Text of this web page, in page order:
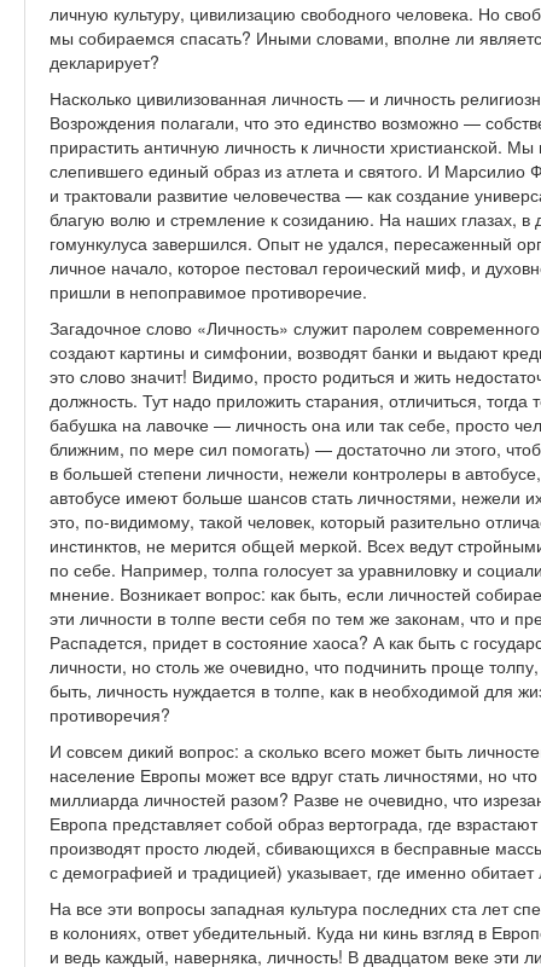
личную культуру, цивилизацию свободного человека. Но
мы собираемся спасать? Иными словами, вполне ли
декларирует?
Насколько цивилизованная личность — и личность
Возрождения полагали, что это единство возможно —
прирастить античную личность к личности христианской.
слепившего единый образ из атлета и святого. И
и трактовали развитие человечества — как создание
благую волю и стремление к созиданию. На наших глазах,
гомункулуса завершился. Опыт не удался, пересаженный
личное начало, которое пестовал героический миф, и
пришли в непоправимое противоречие.
Загадочное слово «Личность» служит паролем
создают картины и симфонии, возводят банки и выдают
это слово значит! Видимо, просто родиться и жить
должность. Тут надо приложить старания, отличиться,
бабушка на лавочке — личность она или так себе, просто
ближним, по мере сил помогать) — достаточно ли этого,
в большей степени личности, нежели контролеры в
автобусе имеют больше шансов стать личностями, нежели
это, по-видимому, такой человек, который разительно
инстинктов, не мерится общей меркой. Всех ведут
по себе. Например, толпа голосует за уравниловку и
мнение. Возникает вопрос: как быть, если личностей
эти личности в толпе вести себя по тем же законам, что и
Распадется, придет в состояние хаоса? А как быть с
личности, но столь же очевидно, что подчинить проще
быть, личность нуждается в толпе, как в необходимой для
противоречия?
И совсем дикий вопрос: а сколько всего может быть
население Европы может все вдруг стать личностями, но
миллиарда личностей разом? Разве не очевидно, что
Европа представляет собой образ вертограда, где
производят просто людей, сбивающихся в бесправные
с демографией и традицией) указывает, где именно обитает
На все эти вопросы западная культура последних ста лет
в колониях, ответ убедительный. Куда ни кинь взгляд в
и ведь каждый, наверняка, личность! В двадцатом веке эти